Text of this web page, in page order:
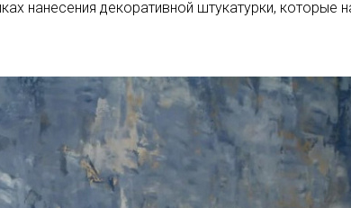
нанесения декоративной штукатурки, которые